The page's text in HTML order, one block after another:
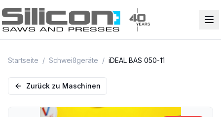
Startseite / Schweißgeräte / iDEAL BAS 050-11
Zurück zu Maschinen